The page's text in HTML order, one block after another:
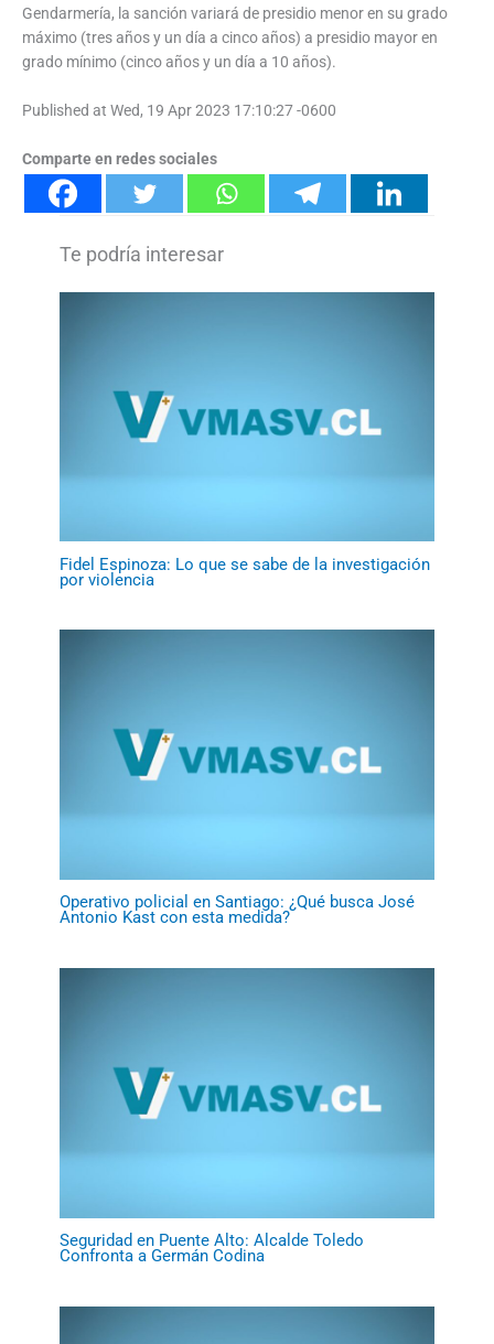
Gendarmería, la sanción variará de presidio menor en su grado
máximo (tres años y un día a cinco años) a presidio mayor en
grado mínimo (cinco años y un día a 10 años).
Published at Wed, 19 Apr 2023 17:10:27 -0600
Comparte en redes sociales
Fidel Espinoza: Lo que se sabe de la investigación
por violencia
Operativo policial en Santiago: ¿Qué busca José
Antonio Kast con esta medida?
Seguridad en Puente Alto: Alcalde Toledo
Confronta a Germán Codina